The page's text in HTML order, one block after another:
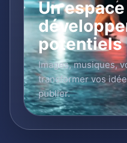
Un
potentiels
Images, musiques,
transformer vos
publier.